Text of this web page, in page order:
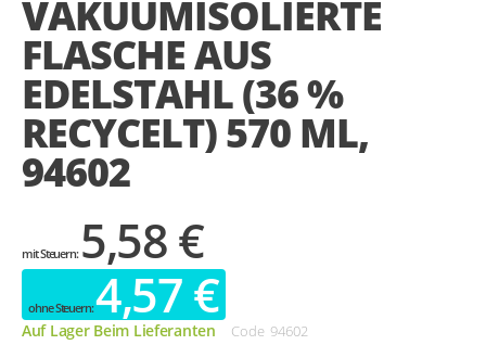
gallery
VAKUUMISOLIERTE
FLASCHE AUS
EDELSTAHL (36 %
RECYCELT) 570 ML,
94602
5,58 €
4,57 €
Auf Lager Beim Lieferanten Code 94602